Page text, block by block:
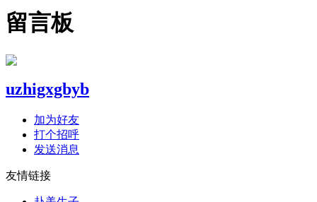
留言板
uzhigxgbyb
加为好友
打个招呼
发送消息
友情链接